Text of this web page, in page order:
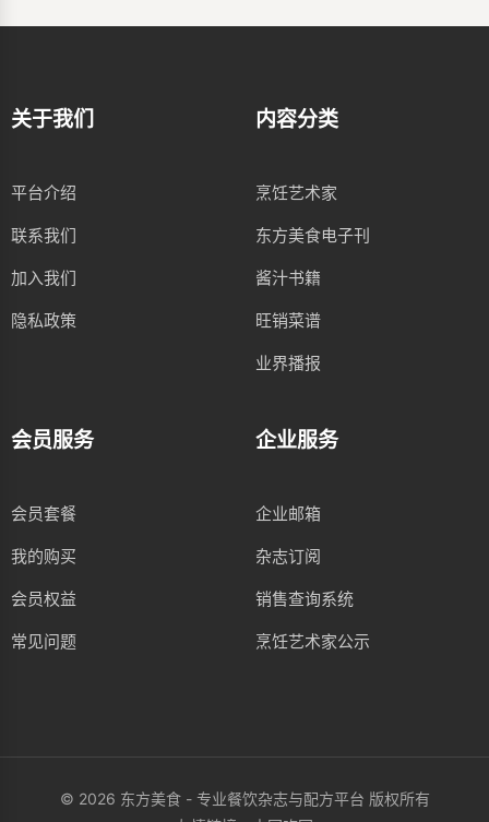
关于我们
平台介绍
联系我们
加入我们
隐私政策
内容分类
烹饪艺术家
东方美食电子刊
酱汁书籍
旺销菜谱
业界播报
会员服务
会员套餐
我的购买
会员权益
常见问题
企业服务
企业邮箱
杂志订阅
销售查询系统
烹饪艺术家公示
© 2026 东方美食 - 专业餐饮杂志与配方平台 版权所有